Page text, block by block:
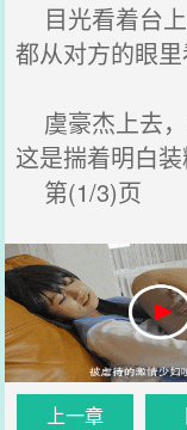
目光看着台上
都从对方的眼里
虞豪杰上去
这是揣着明白装
第(1/3)页
上一章